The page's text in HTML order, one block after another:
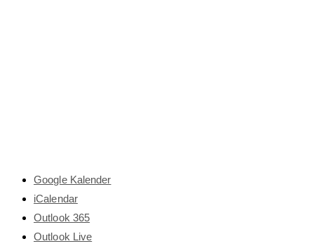
Google Kalender
iCalendar
Outlook 365
Outlook Live